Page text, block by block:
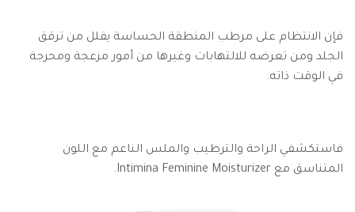
فإن الانتظام على مرطب المنطقة الحساسة يقلل من ترقق
الجلد ومن تعرضه للالتهابات وغيرها من أمور مزعجة ومحرجة
في الوقت ذاته.
فاستكشفي الراحة والترطيب والملس الناعم مع اللون
المتناسق مع Intimina Feminine Moisturizer.